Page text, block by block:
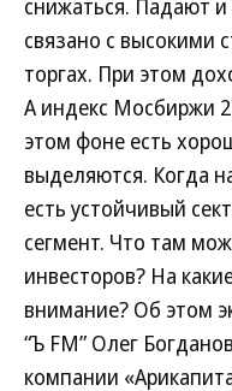
снижаться. Падают
связано с высокими
торгах. При этом
А индекс Мосбиржи
этом фоне есть
выделяются. Когда
есть устойчивый
сегмент. Что там
инвесторов? На
внимание? Об этом
“Ъ FM” Олег
компании